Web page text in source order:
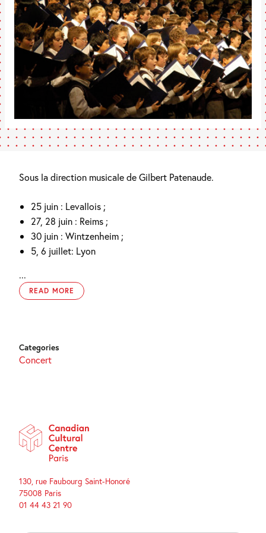
Sous la direction musicale de Gilbert Patenaude.
25 juin : Levallois ;
27, 28 juin : Reims ;
30 juin : Wintzenheim ;
5, 6 juillet: Lyon
...
READ MORE
Categories
Concert
130, rue Faubourg Saint-Honoré
75008 Paris
01 44 43 21 90